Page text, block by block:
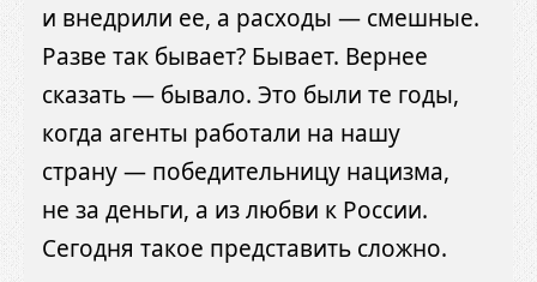
и внедрили ее, а расходы — смешные.
Разве так бывает? Бывает. Вернее
сказать — бывало. Это были те годы,
когда агенты работали на нашу
страну — победительницу нацизма,
не за деньги, а из любви к России.
Сегодня такое представить сложно.